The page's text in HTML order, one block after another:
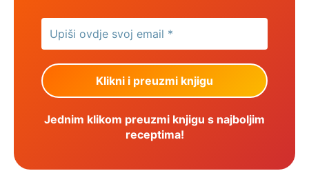
Jednim klikom preuzmi knjigu s najboljim
receptima!